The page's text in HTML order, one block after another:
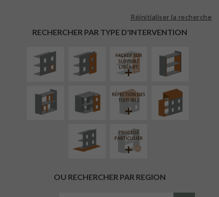
RECHERCHER PAR TYPE D'INTERVENTION
Réinitialiser la recherche
EXTÉRIEURE
FAÇADE SUR
SUPPORT
LINÉAIRE
ISOLATION
INTÉRIEURE
RÉAMÉNAGEMENT
INTÉRIEUR
FERMETURE
LOGGIAS
RÉFECTION DES
TOITURES
SURÉLÉVATION
EXTENSION
AMÉNAGEMENT
EXTÉRIEUR
PROCÉDÉ
PARTICULIER
OU RECHERCHER PAR REGION